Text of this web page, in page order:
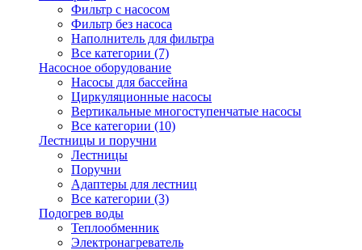
Фильтр с насосом
Фильтр без насоса
Наполнитель для фильтра
Все категории (7)
Насосное оборудование
Насосы для бассейна
Циркуляционные насосы
Вертикальные многоступенчатые насосы
Все категории (10)
Лестницы и поручни
Лестницы
Поручни
Адаптеры для лестниц
Все категории (3)
Подогрев воды
Теплообменник
Электронагреватель